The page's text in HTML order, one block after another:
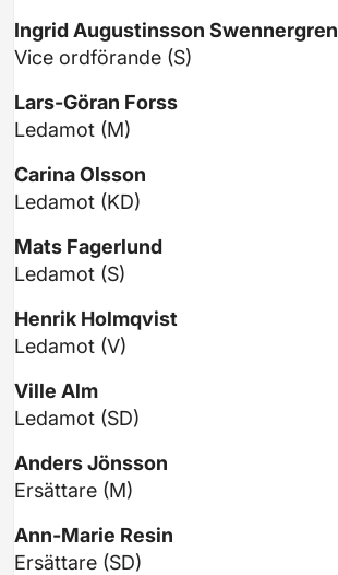
Ingrid Augustinsson Swennergren
Vice ordförande (S)
Lars-Göran Forss
Ledamot (M)
Carina Olsson
Ledamot (KD)
Mats Fagerlund
Ledamot (S)
Henrik Holmqvist
Ledamot (V)
Ville Alm
Ledamot (SD)
Anders Jönsson
Ersättare (M)
Ann-Marie Resin
Ersättare (SD)